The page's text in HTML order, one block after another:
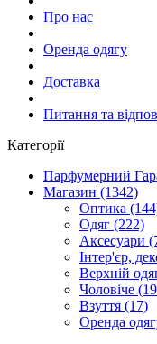
Про нас
Оренда одягу
Доставка
Питання та
Категорії
Парфумерний
Магазин (1342)
Оптика
Одяг (222)
Аксесуари
Інтер'єр,
Верхній
Чоловіче
Взуття (17)
Оренда